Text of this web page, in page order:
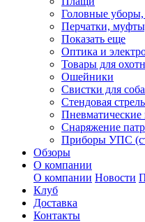
Головные
Перчатки,
Показать еще
Оптика и
Товары для
Ошейники
Свистки для
Стендовая
Пневматические
Снаряжение
Приборы УПС
Обзоры
О компании
О компании Новости
Клуб
Доставка
Контакты